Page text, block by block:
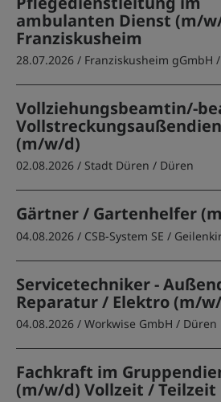
ambulanten Dienst (m/
Franziskusheim
28.07.2026 / Franziskusheim gGmbH
Vollziehungsbeamtin/-
(m/w/d)
02.08.2026 / Stadt Düren / Düren
Gärtner / Gartenhelfer
04.08.2026 / CSB-System SE /
Servicetechniker -
Reparatur / Elektro (m/
04.08.2026 / Workwise GmbH / Düren
Fachkraft im
(m/w/d) Vollzeit / Teilzeit